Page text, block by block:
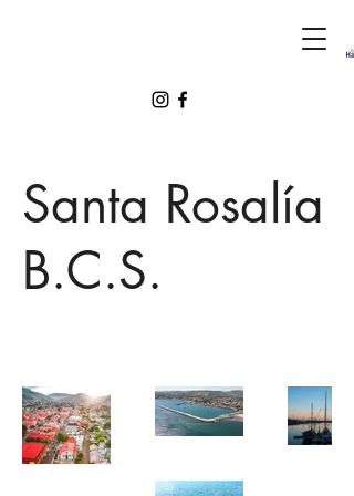
Santa Rosalía
B.C.S.